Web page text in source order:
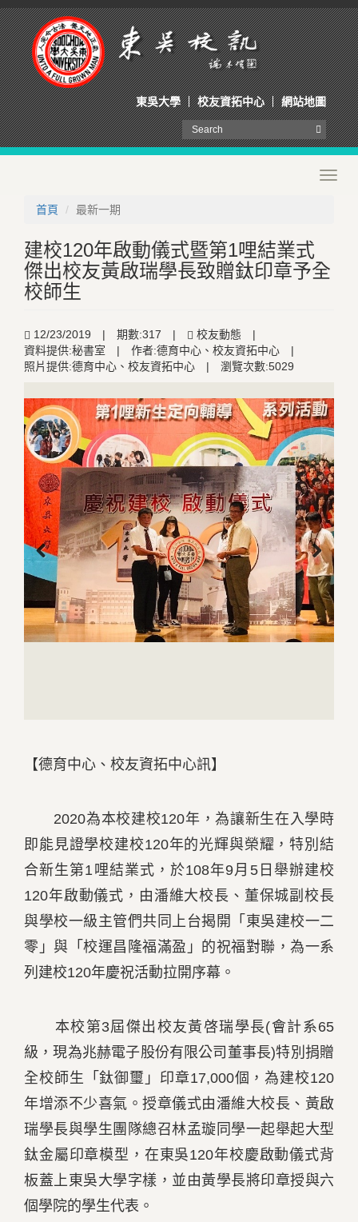
東吳大學 校友資拓中心 網站地圖
首頁
最新一期
建校120年啟動儀式暨第1哩結業式
傑出校友黃啟瑞學長致贈鈦印章予全
校師生
12/23/2019 | 期數:317 | 校友動態
|
資料提供:秘書室
| 作者:德育中心、校友資拓中心
|
照片提供:德育中心、校友資拓中心
| 瀏覽次數:5029
Previous Next
【德育中心、校友資拓中心訊】
2020為本校建校120年，為讓新生在入學時
即能見證學校建校120年的光輝與榮耀，特別結
合新生第1哩結業式，於108年9月5日舉辦建校
120年啟動儀式，由潘維大校長、董保城副校長
與學校一級主管們共同上台揭開「東吳建校一二
零」與「校運昌隆福滿盈」的祝福對聯，為一系
列建校120年慶祝活動拉開序幕。
本校第3屆傑出校友黃啓瑞學長(會計系65
級，現為兆赫電子股份有限公司董事長)特別捐贈
全校師生「鈦御璽」印章17,000個，為建校120
年增添不少喜氣。授章儀式由潘維大校長、黃啟
瑞學長與學生團隊總召林孟璇同學一起舉起大型
鈦金屬印章模型，在東吳120年校慶啟動儀式背
板蓋上東吳大學字樣，並由黃學長將印章授與六
個學院的學生代表。